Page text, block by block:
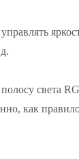
света
как